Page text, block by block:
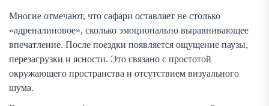
Многие отмечают, что сафари оставляет не столько
«адреналиновое», сколько эмоционально выравнивающее
впечатление. После поездки появляется ощущение паузы,
перезагрузки и ясности. Это связано с простотой
окружающего пространства и отсутствием визуального
шума.